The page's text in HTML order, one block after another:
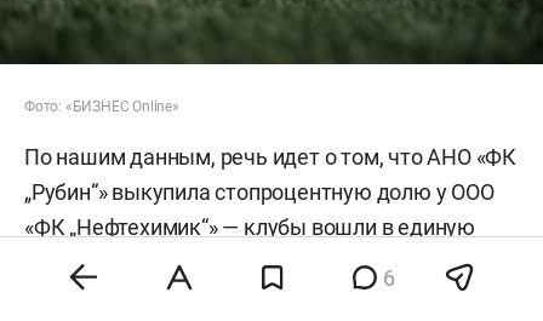
Фото: «БИЗНЕС Online»
По нашим данным, речь идет о том, что АНО «ФК
„Рубин“» выкупила стопроцентную долю у ООО
«ФК „Нефтехимик“» — клубы вошли в единую
юридическую плоскость. Де-факто «Рубин»
начал контролировать «Нефтехимик» уже летом.
6